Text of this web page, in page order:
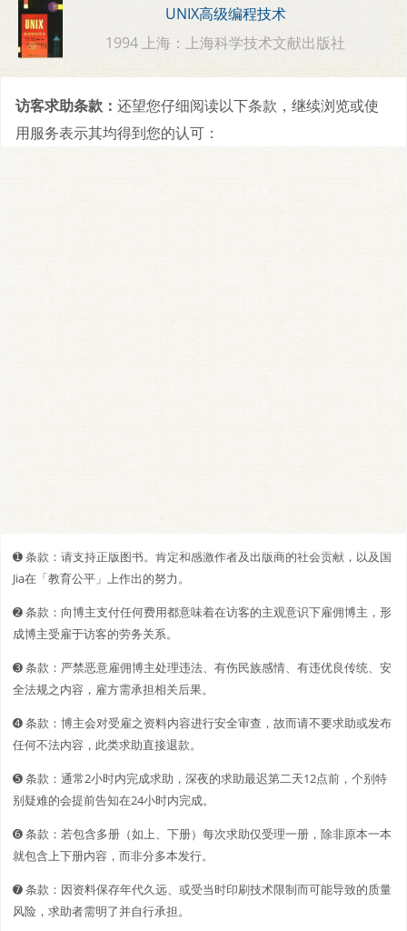
UNIX高级编程技术
1994 上海：上海科学技术文献出版社
访客求助条款： 还望您仔细阅读以下条款，继续浏览或使
用服务表示其均得到您的认可：
➊️ 条款：请支持正版图书。肯定和感激作者及出版商的社会贡献，以及国
Jia在「教育公平」上作出的努力。
➋️️ 条款：向博主支付任何费用都意味着在访客的主观意识下雇佣博主，形
成博主受雇于访客的劳务关系。
➌ 条款：严禁恶意雇佣博主处理违法、有伤民族感情、有违优良传统、安
全法规之内容，雇方需承担相关后果。
➍ 条款：博主会对受雇之资料内容进行安全审查，故而请不要求助或发布
任何不法内容，此类求助直接退款。
➎ 条款：通常2小时内完成求助，深夜的求助最迟第二天12点前，个别特
别疑难的会提前告知在24小时内完成。
➏ 条款：若包含多册（如上、下册）每次求助仅受理一册，除非原本一本
就包含上下册内容，而非分多本发行。
➐ 条款：因资料保存年代久远、或受当时印刷技术限制而可能导致的质量
风险，求助者需明了并自行承担。